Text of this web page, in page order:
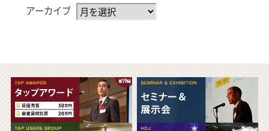
アーカイブ